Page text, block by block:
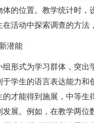
的位置。教学统计时
活动中探索调查的方法
潜能
形式为学习群体，突出
学生的语言表达能力
才能得到施展，中等生
展。例如，在教学两位